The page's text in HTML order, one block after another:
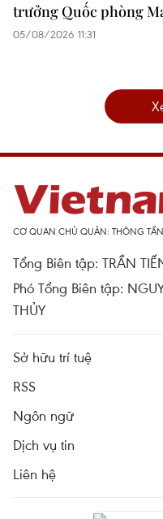
trưởng Quốc phòng
05/08/2026 11:31
CƠ QUAN CHỦ QUẢN: THÔNG
Tổng Biên tập: TRẦN
Phó Tổng Biên tập:
THỦY
Sở hữu trí tuệ
RSS
Ngôn ngữ
Dịch vụ tin
Liên hệ